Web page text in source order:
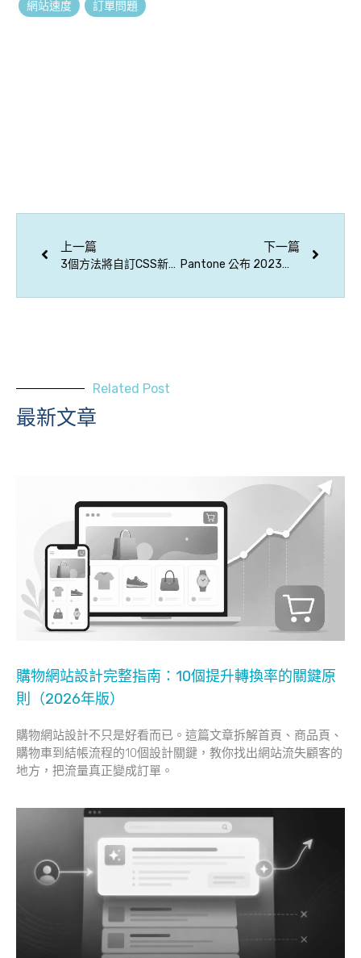
網站速度 訂單問題
上一篇
3個方法將自訂CSS新增到WordPress網站
下一篇
Pantone 公布 2023年度代表色！Viva Magenta 萬歲洋紅 開啟活力新年
Related Post
最新文章
購物網站設計完整指南：10個提升轉換率的關鍵原
則（2026年版）
購物網站設計不只是好看而已。這篇文章拆解首頁、商品頁、
購物車到結帳流程的10個設計關鍵，教你找出網站流失顧客的
地方，把流量真正變成訂單。